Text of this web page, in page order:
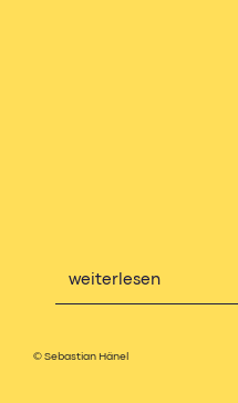
weiterlesen
© Sebastian Hänel